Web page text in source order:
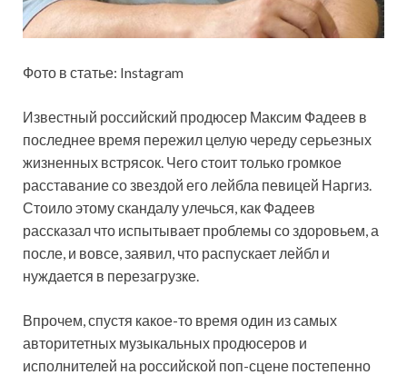
Фото в статье: Instagram
Известный российский продюсер Максим Фадеев в
последнее время пережил целую череду серьезных
жизненных встрясок. Чегостоит только громкое
расставание со звездой его лейбла певицей Наргиз.
Стоило этому скандалу улечься, как Фадеев
рассказал что испытывает проблемы со здоровьем, а
после, и вовсе, заявил, что распускает лейбл и
нуждается в перезагрузке.
Впрочем, спустя какое-то время один из самых
авторитетных музыкальных продюсеров и
исполнителей на российской поп-сцене постепенно